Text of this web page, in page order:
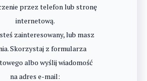
przez telefon lub stronę
internetową.
zainteresowany, lub masz
Skorzystaj z formularza
albo wyślij wiadomość
na adres e-mail: